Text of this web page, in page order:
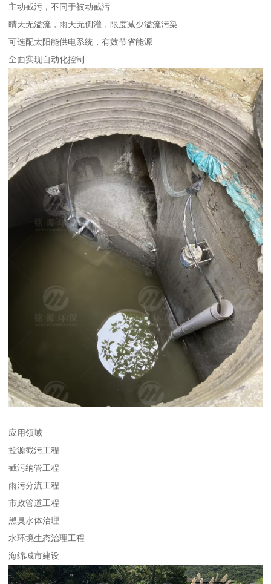
主动截污，不同于被动截污
睛天无溢流，雨天无倒灌，限度减少溢流污染
可选配太阳能供电系统，有效节省能源
全面实现自动化控制
应用领域
控源截污工程
截污纳管工程
雨污分流工程
市政管道工程
黑臭水体治理
水环境生态治理工程
海绵城市建设